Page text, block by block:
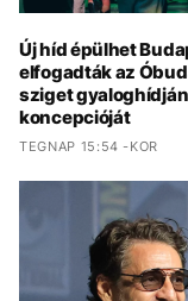
Új híd épülhet
elfogadták az
sziget
koncepcióját
TEGNAP 15:54 -KOR